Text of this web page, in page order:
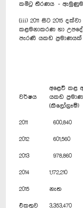
කමිටු තීරණය - ඇමුණුම
(iii) 2011 සිට 2015
කළමනාකරණ හා
පැරණි යකඩ
වර්ෂය
අළෙවි කළ
යකඩ
(කිලෝග්‍රෑම්)
2011 600,840
2012 601,560
2013 978,860
2014 1,172,210
2015 නැත
එකතුව 3,353,470